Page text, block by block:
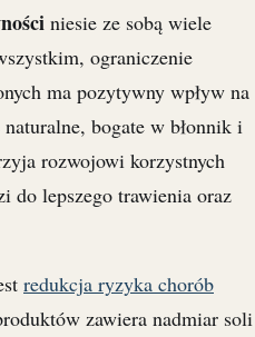
niesie ze sobą wiele
ograniczenie
ma pozytywny wpływ na
naturalne, bogate w błonnik i
rozwojowi korzystnych
do lepszego trawienia oraz
redukcja ryzyka chorób
zawiera nadmiar soli